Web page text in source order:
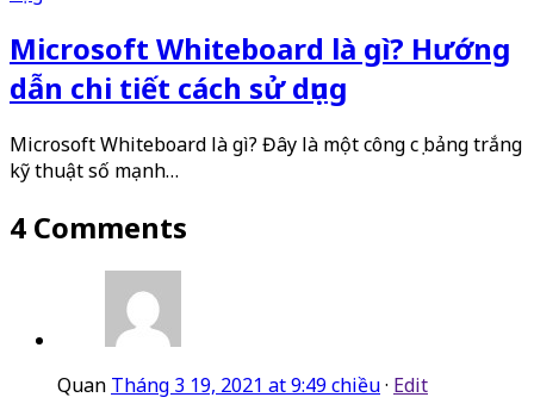
Microsoft Whiteboard là gì? Hướng
dẫn chi tiết cách sử dụng
Microsoft Whiteboard là gì? Đây là một công cụ bảng trắng
kỹ thuật số mạnh…
4 Comments
Quan Tháng 3 19, 2021 at 9:49 chiều· Edit